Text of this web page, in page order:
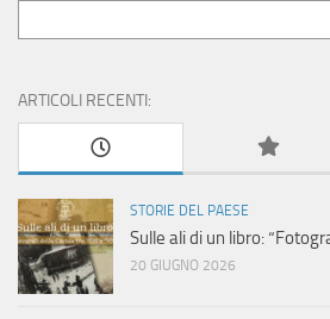
ARTICOLI RECENTI:
STORIE DEL PAESE
Sulle ali di un libro:
20 GIUGNO 2026